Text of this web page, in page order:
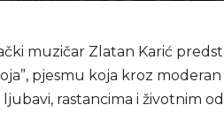
muzičar Zlatan Karić
pjesmu koja kroz
rastancima i životnim